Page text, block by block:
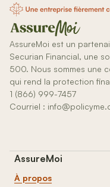
AssureMoi est un
Securian Financial, une
500. Nous sommes une
qui rend la protection
1 (866) 999-7457
Courriel :
AssureMoi
À propos